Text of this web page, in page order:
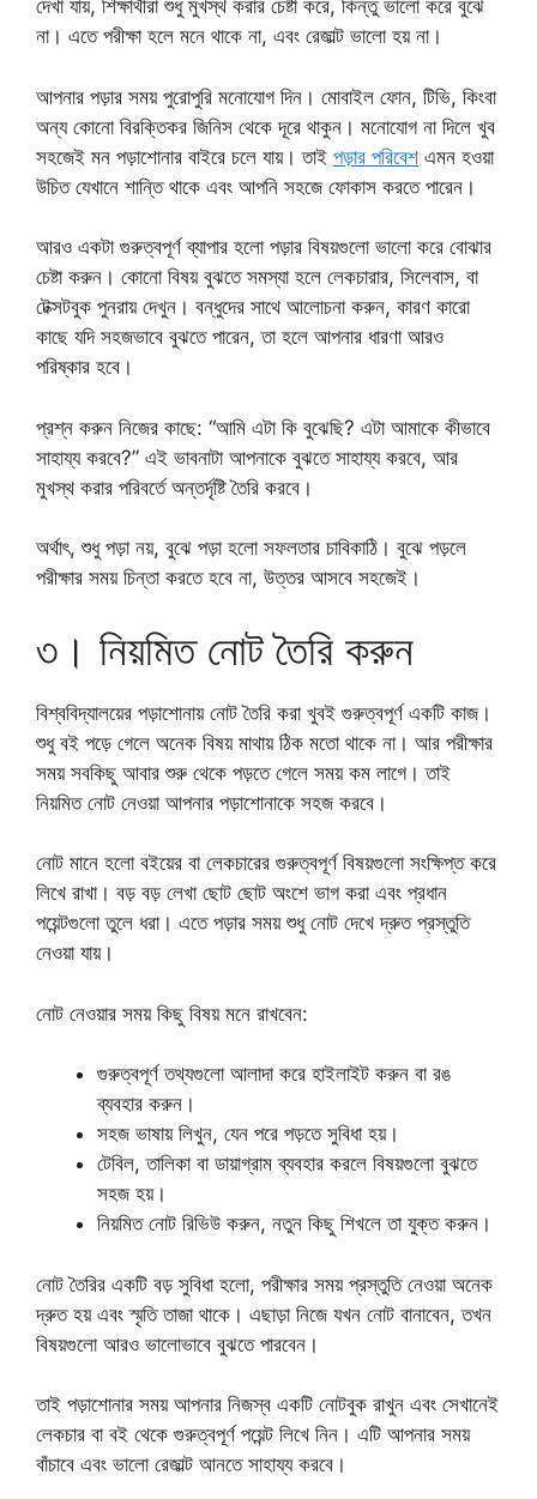
দেখা যায়, শিক্ষার্থীরা শুধু মুখস্থ করার চেষ্টা করে, কিন্তু ভালো করে বুঝে
না। এতে পরীক্ষা হলে মনে থাকে না, এবং রেজাল্ট ভালো হয় না।
আপনার পড়ার সময় পুরোপুরি মনোযোগ দিন। মোবাইল ফোন, টিভি, কিংবা
অন্য কোনো বিরক্তিকর জিনিস থেকে দূরে থাকুন। মনোযোগ না দিলে খুব
সহজেই মন পড়াশোনার বাইরে চলে যায়। তাই পড়ার পরিবেশ এমন হওয়া
উচিত যেখানে শান্তি থাকে এবং আপনি সহজে ফোকাস করতে পারেন।
আরও একটা গুরুত্বপূর্ণ ব্যাপার হলো পড়ার বিষয়গুলো ভালো করে বোঝার
চেষ্টা করুন। কোনো বিষয় বুঝতে সমস্যা হলে লেকচারার, সিলেবাস, বা
টেক্সটবুক পুনরায় দেখুন। বন্ধুদের সাথে আলোচনা করুন, কারণ কারো
কাছে যদি সহজভাবে বুঝতে পারেন, তা হলে আপনার ধারণা আরও
পরিষ্কার হবে।
প্রশ্ন করুন নিজের কাছে: “আমি এটা কি বুঝেছি? এটা আমাকে কীভাবে
সাহায্য করবে?” এই ভাবনাটা আপনাকে বুঝতে সাহায্য করবে, আর
মুখস্থ করার পরিবর্তে অন্তর্দৃষ্টি তৈরি করবে।
অর্থাৎ, শুধু পড়া নয়, বুঝে পড়া হলো সফলতার চাবিকাঠি। বুঝে পড়লে
পরীক্ষার সময় চিন্তা করতে হবে না, উত্তর আসবে সহজেই।
৩। নিয়মিত নোট তৈরি করুন
বিশ্ববিদ্যালয়ের পড়াশোনায় নোট তৈরি করা খুবই গুরুত্বপূর্ণ একটি কাজ।
শুধু বই পড়ে গেলে অনেক বিষয় মাথায় ঠিক মতো থাকে না। আর পরীক্ষার
সময় সবকিছু আবার শুরু থেকে পড়তে গেলে সময় কম লাগে। তাই
নিয়মিত নোট নেওয়া আপনার পড়াশোনাকে সহজ করবে।
নোট মানে হলো বইয়ের বা লেকচারের গুরুত্বপূর্ণ বিষয়গুলো সংক্ষিপ্ত করে
লিখে রাখা। বড় বড় লেখা ছোট ছোট অংশে ভাগ করা এবং প্রধান
পয়েন্টগুলো তুলে ধরা। এতে পড়ার সময় শুধু নোট দেখে দ্রুত প্রস্তুতি
নেওয়া যায়।
নোট নেওয়ার সময় কিছু বিষয় মনে রাখবেন:
গুরুত্বপূর্ণ তথ্যগুলো আলাদা করে হাইলাইট করুন বা রঙ
ব্যবহার করুন।
সহজ ভাষায় লিখুন, যেন পরে পড়তে সুবিধা হয়।
টেবিল, তালিকা বা ডায়াগ্রাম ব্যবহার করলে বিষয়গুলো বুঝতে
সহজ হয়।
নিয়মিত নোট রিভিউ করুন, নতুন কিছু শিখলে তা যুক্ত করুন।
নোট তৈরির একটি বড় সুবিধা হলো, পরীক্ষার সময় প্রস্তুতি নেওয়া অনেক
দ্রুত হয় এবং স্মৃতি তাজা থাকে। এছাড়া নিজে যখন নোট বানাবেন, তখন
বিষয়গুলো আরও ভালোভাবে বুঝতে পারবেন।
তাই পড়াশোনার সময় আপনার নিজস্ব একটি নোটবুক রাখুন এবং সেখানেই
লেকচার বা বই থেকে গুরুত্বপূর্ণ পয়েন্ট লিখে নিন। এটি আপনার সময়
বাঁচাবে এবং ভালো রেজাল্ট আনতে সাহায্য করবে।